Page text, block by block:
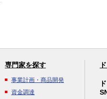
専門家を探す
事業計画・商品開発
資金調達